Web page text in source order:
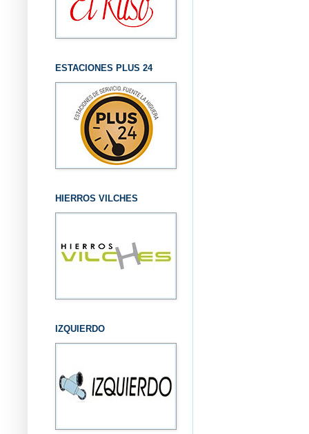
ESTACIONES PLUS 24
HIERROS VILCHES
IZQUIERDO